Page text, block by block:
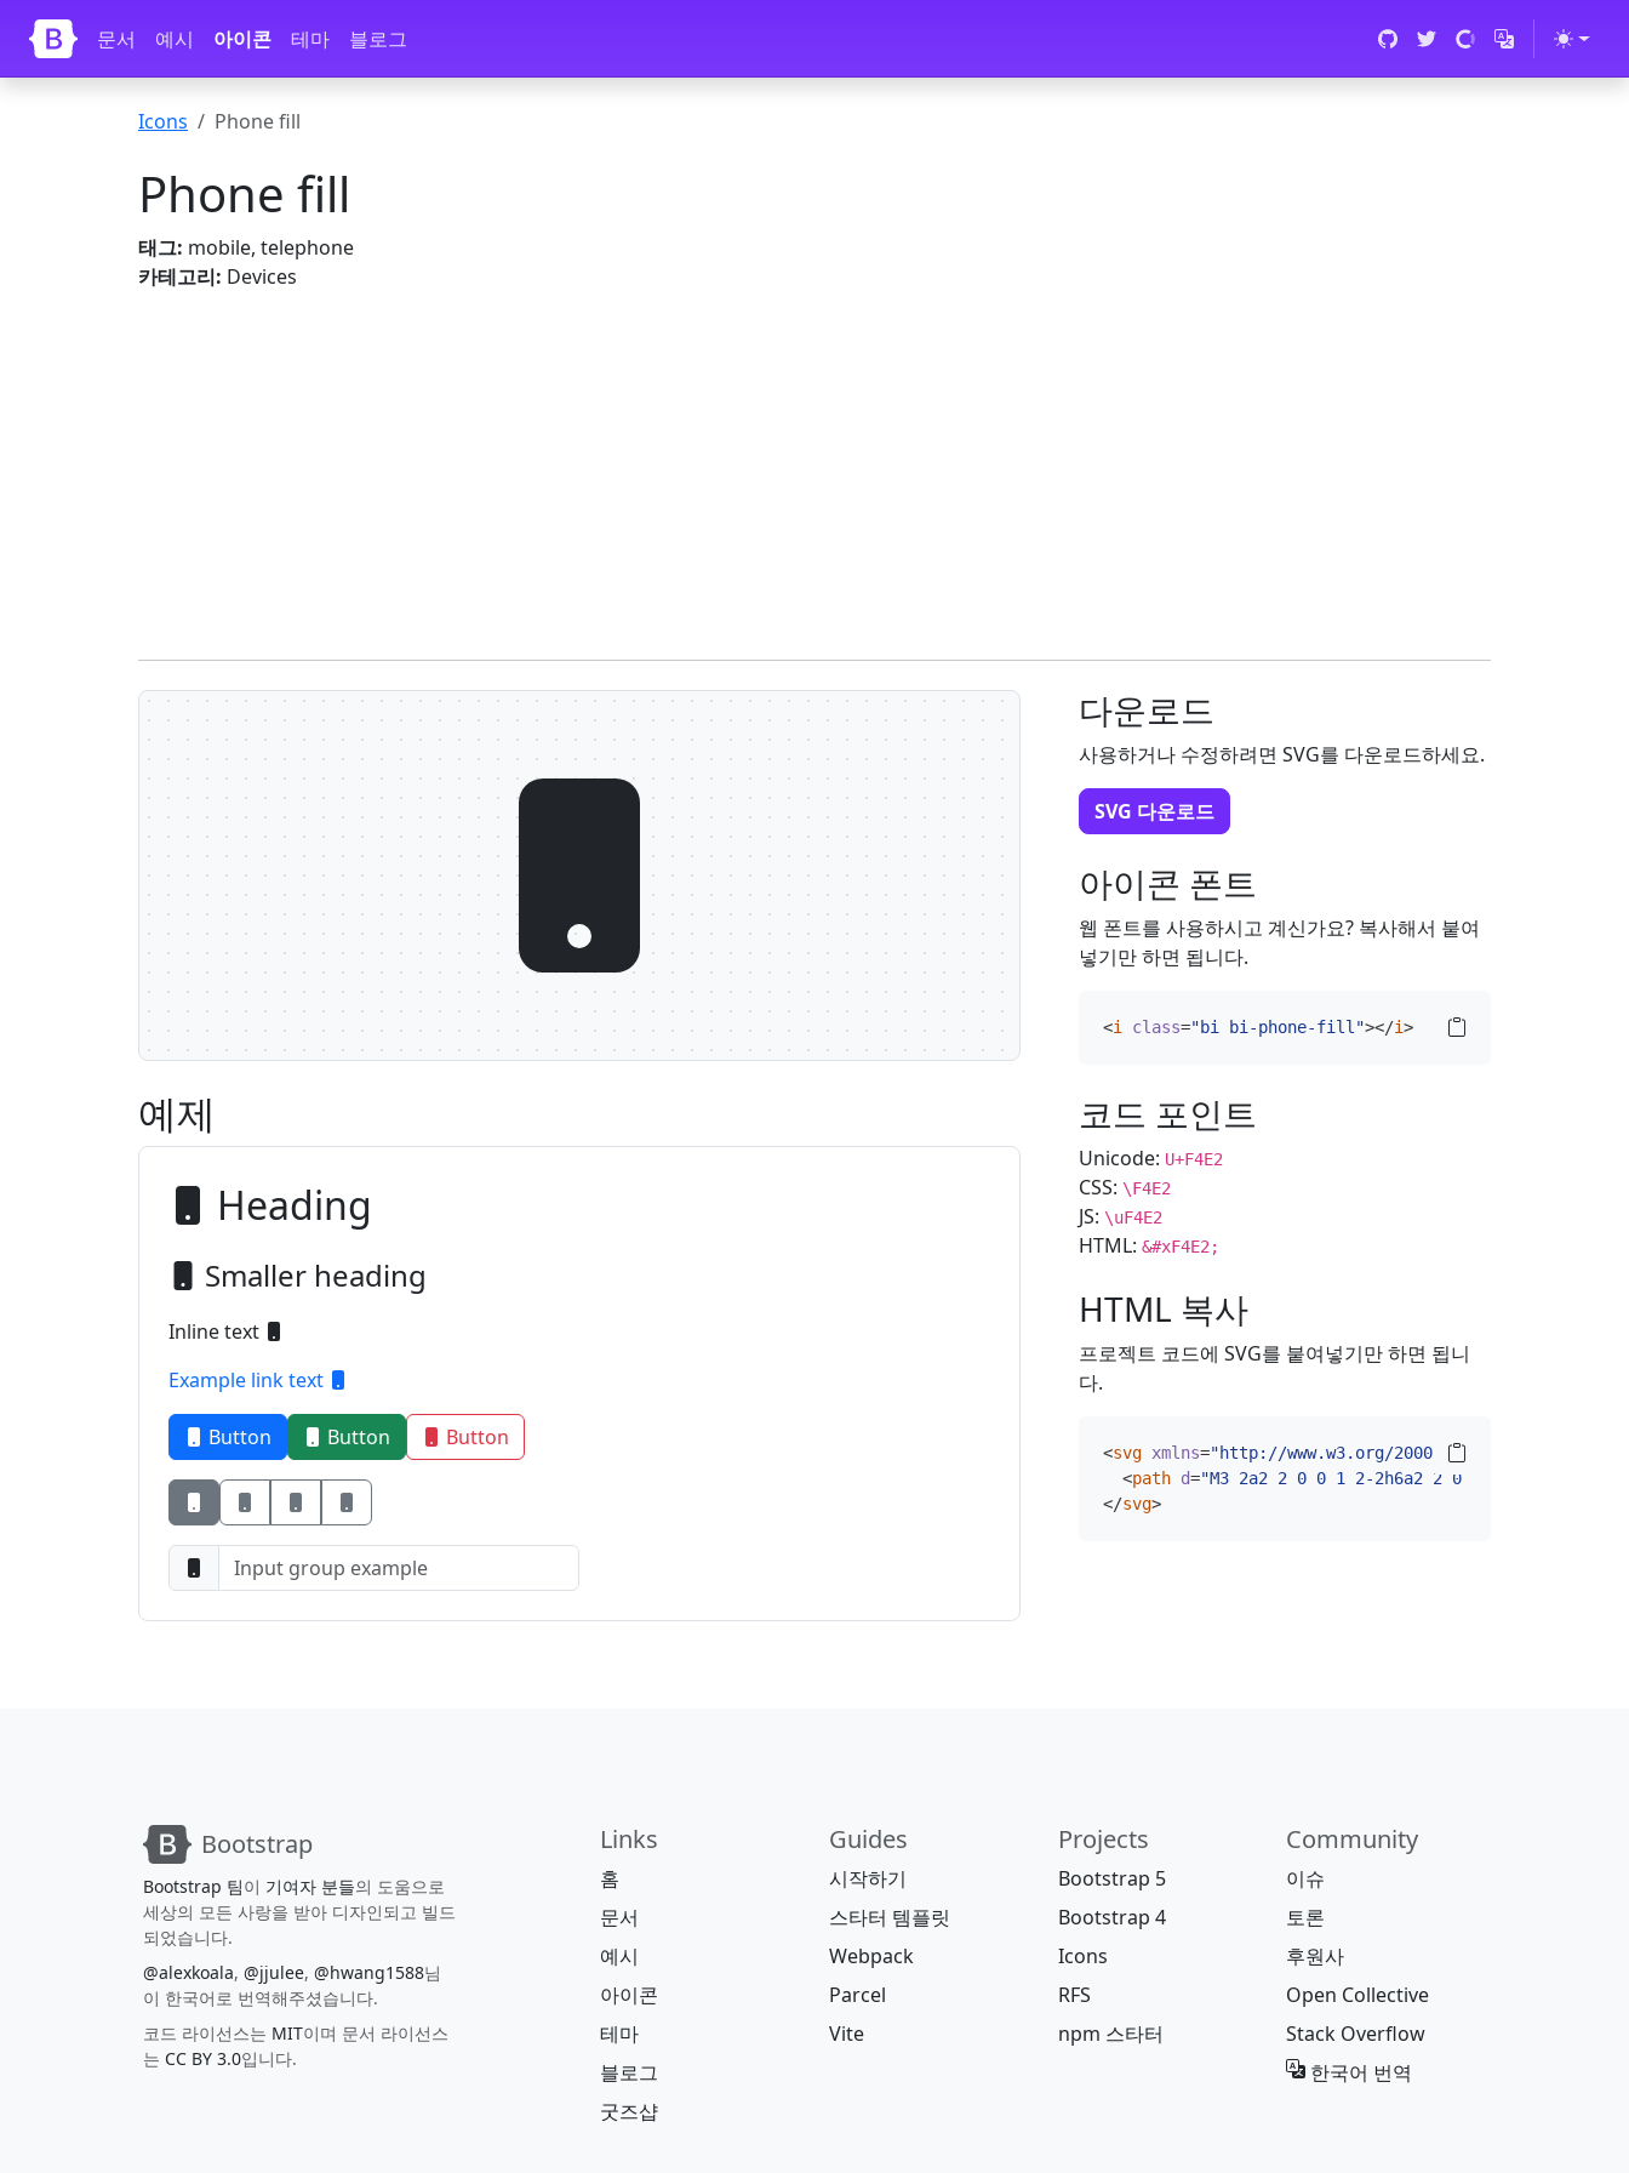
내용으로 건너뛰기
문서
예시 아이콘 테마 블로그
Icons Phone fill
Phone fill
태그: mobile, telephone
카테고리: Devices
예제
Heading
Smaller heading
Inline text
Example link text
Button Button Button
ButtonButtonButton
다운로드
사용하거나 수정하려면 SVG를 다운로드하세요.
SVG 다운로드
아이콘 폰트
웹 폰트를 사용하시고 계신가요? 복사해서 붙여
넣기만 하면 됩니다.
<i class="bi bi-phone-fill"></i>
코드 포인트
Unicode: U+F4E2
CSS: \F4E2
JS: \uF4E2
HTML: &#xF4E2;
HTML 복사
프로젝트 코드에 SVG를 붙여넣기만 하면 됩니
다.
<svg xmlns="http://www.w3.org/2000/svg"
<path d="M3 2a2 2 0 0 1 2-2h6a2 2 0 0 1 2 2v12a2
</svg>
Bootstrap
Bootstrap 팀이 기여자 분들의 도움으로
세상의 모든 사랑을 받아 디자인되고 빌드
되었습니다.
@alexkoala, @jjulee, @hwang1588님
이 한국어로 번역해주셨습니다.
코드 라이선스는 MIT이며 문서 라이선스
는 CC BY 3.0입니다.
Links
홈
문서
예시
아이콘
테마
블로그
굿즈샵
Guides
시작하기
스타터 템플릿
Webpack
Parcel
Vite
Projects
Bootstrap 5
Bootstrap 4
Icons
RFS
npm 스타터
Community
이슈
토론
후원사
Open Collective
Stack Overflow
한국어 번역